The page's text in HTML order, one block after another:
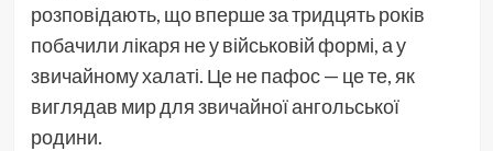
розповідають, що вперше за тридцять років
побачили лікаря не у військовій формі, а у
звичайному халаті. Це не пафос — це те, як
виглядав мир для звичайної ангольської
родини.